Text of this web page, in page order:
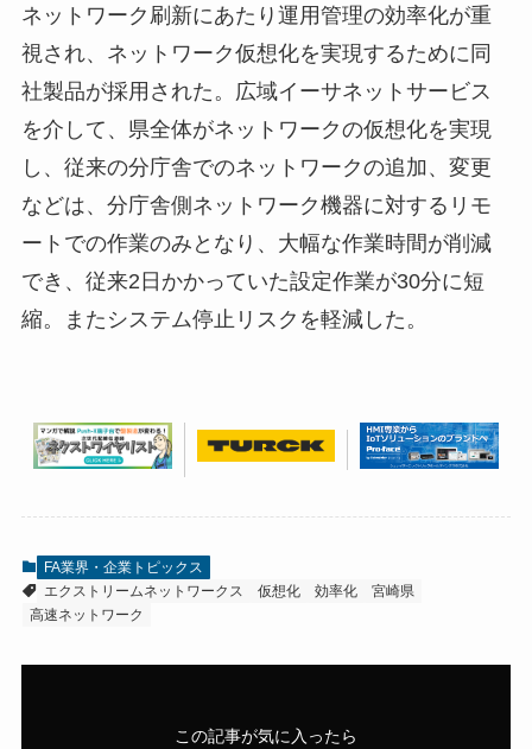
ネットワーク刷新にあたり運用管理の効率化が重
視され、ネットワーク仮想化を実現するために同
社製品が採用された。広域イーサネットサービス
を介して、県全体がネットワークの仮想化を実現
し、従来の分庁舎でのネットワークの追加、変更
などは、分庁舎側ネットワーク機器に対するリモ
ートでの作業のみとなり、大幅な作業時間が削減
でき、従来2日かかっていた設定作業が30分に短
縮。またシステム停止リスクを軽減した。
FA業界・企業トピックス
エクストリームネットワークス
仮想化 効率化
宮崎県
高速ネットワーク
この記事が気に入ったら